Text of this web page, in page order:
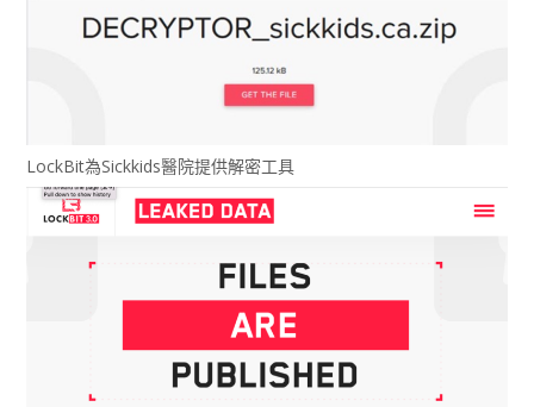
LockBit為Sickkids醫院提供解密工具